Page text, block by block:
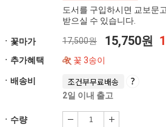
도서를 구입하시면 교보문
받으실 수 있습니다.
ㆍ꽃마가 17,500원 15,750원
ㆍ추가혜택 꽃 3송이
ㆍ배송비 조건부무료배송
2일 이내 출고
ㆍ수량